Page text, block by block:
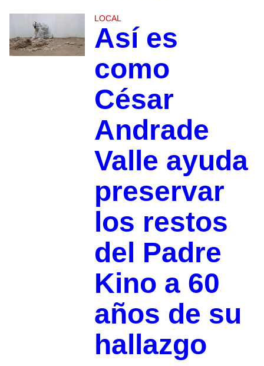
LOCAL
Así es
como
César
Andrade
Valle ayuda
preservar
los restos
del Padre
Kino a 60
años de su
hallazgo